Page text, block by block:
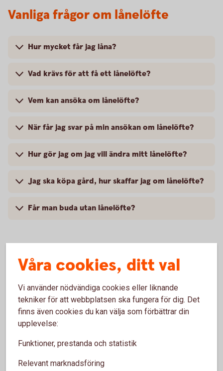
Vanliga frågor om lånelöfte
Hur mycket får jag låna?
Vad krävs för att få ett lånelöfte?
Vem kan ansöka om lånelöfte?
När får jag svar på min ansökan om lånelöfte?
Hur gör jag om jag vill ändra mitt lånelöfte?
Jag ska köpa gård, hur skaffar jag om lånelöfte?
Får man buda utan lånelöfte?
Våra genomsnittsräntor
3 månader
3,07 %
Bolåneräntor
Våra cookies, ditt val
Vi använder nödvändiga cookies eller liknande
tekniker för att webbplatsen ska fungera för dig. Det
finns även cookies du kan välja som förbättrar din
upplevelse:
Funktioner, prestanda och statistik
Relevant marknadsföring